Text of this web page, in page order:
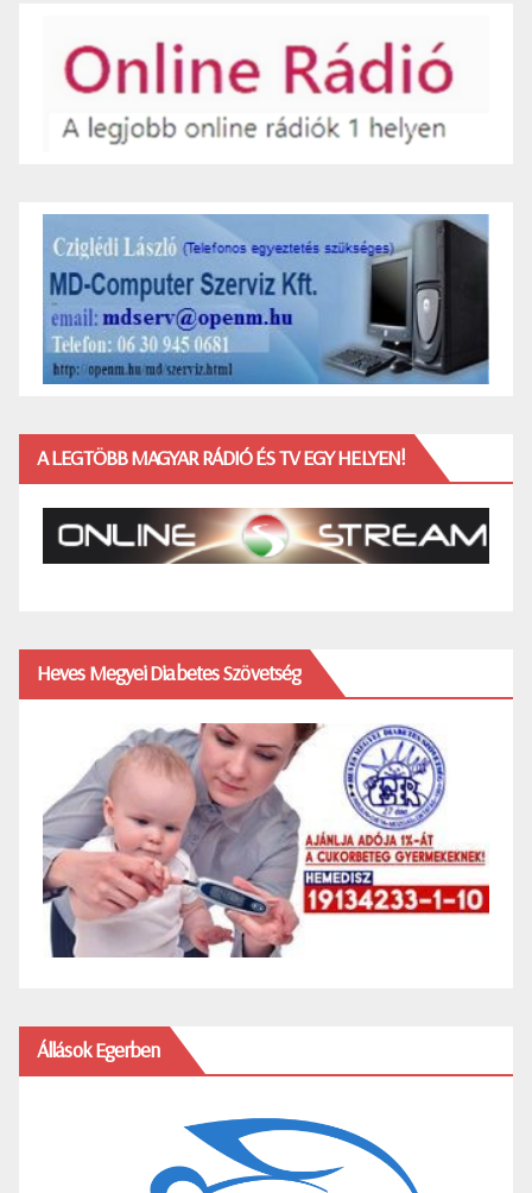
A LEGTÖBB MAGYAR RÁDIÓ ÉS TV EGY HELYEN!
Heves Megyei Diabetes Szövetség
Állások Egerben